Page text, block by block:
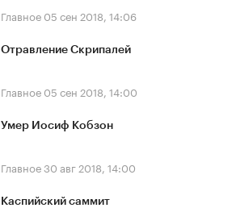
Главное 05 сен 2018, 14:06
Отравление Скрипалей
Главное 05 сен 2018, 14:00
Умер Иосиф Кобзон
Главное30 авг 2018, 14:00
Каспийский саммит